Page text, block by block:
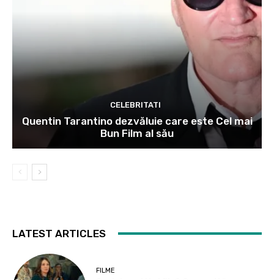
CELEBRITATI
Quentin Tarantino dezvăluie care este Cel mai
Bun Film al său
LATEST ARTICLES
FILME